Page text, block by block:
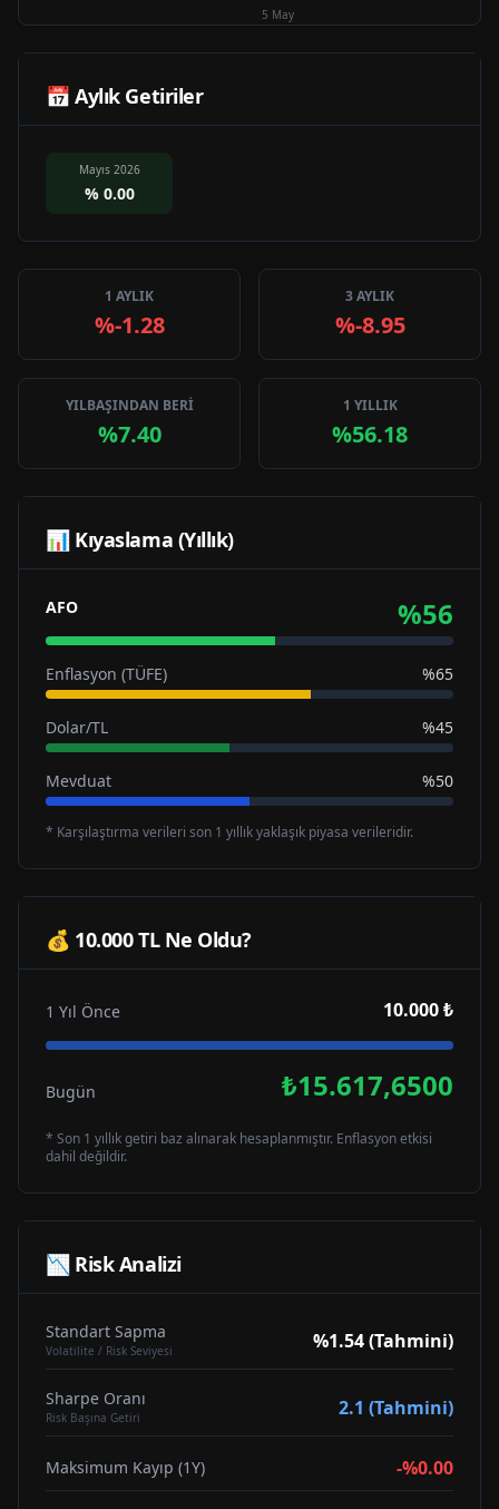
5 May
📅 Aylık Getiriler
Mayıs 2026
% 0.00
1 AYLIK
%-1.28
3 AYLIK
%-8.95
YILBAŞINDAN BERİ
%7.40
1 YILLIK
%56.18
📊 Kıyaslama (Yıllık)
AFO %56
Enflasyon (TÜFE) %65
Dolar/TL %45
Mevduat %50
* Karşılaştırma verileri son 1 yıllık yaklaşık piyasa verileridir.
💰 10.000 TL Ne Oldu?
1 Yıl Önce 10.000 ₺
Bugün ₺15.617,6500
* Son 1 yıllık getiri baz alınarak hesaplanmıştır. Enflasyon etkisi
dahil değildir.
📉 Risk Analizi
Standart Sapma
Volatilite / Risk Seviyesi %1.54 (Tahmini)
Sharpe Oranı
Risk Başına Getiri 2.1 (Tahmini)
Maksimum Kayıp (1Y) -%0.00